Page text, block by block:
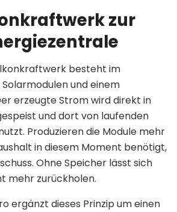
zur
besteht im
und einem
erzeugte Strom wird direkt in
und dort von laufenden
Produzieren die Module mehr
in diesem Moment benötigt,
Ohne Speicher lässt sich
mehr zurückholen.
ergänzt dieses Prinzip um einen